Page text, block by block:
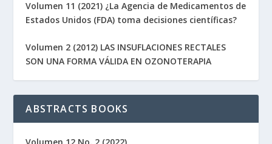
Volumen 11 (2021) ¿La Agencia de Medicamentos de
Estados Unidos (FDA) toma decisiones científicas?
Volumen 2 (2012) LAS INSUFLACIONES RECTALES
SON UNA FORMA VÁLIDA EN OZONOTERAPIA
ABSTRACTS BOOKS